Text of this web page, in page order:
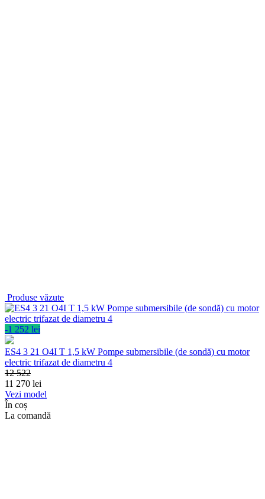
Produse văzute
-1 252 lei
ES4 3 21 O4I T 1,5 kW Pompe submersibile (de sondă) cu motor
electric trifazat de diametru 4
12 522
11 270 lei
Vezi model
În coș
La comandă